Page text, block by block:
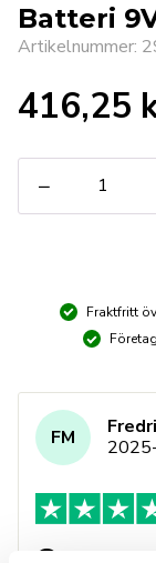
Batteri
Artikelnummer:
416,25
−
9V
10st/frp
Fraktfritt
FM